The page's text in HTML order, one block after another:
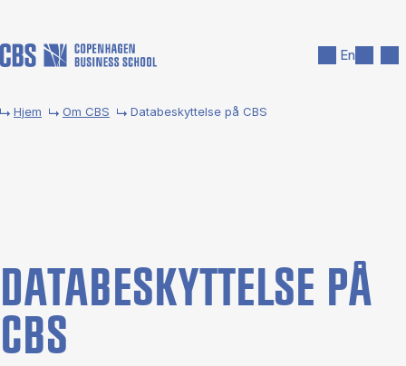
En
Hjem Om CBS Databeskyttelse på CBS
DA­TA­BE­SKYT­TEL­SE PÅ
CBS